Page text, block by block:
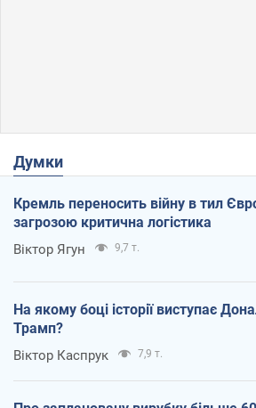
Думки
Кремль переносить війну в тил
загрозою критична логістика
Віктор Ягун 9,7 т.
На якому боці історії виступає
Трамп?
Віктор Каспрук 7,9 т.